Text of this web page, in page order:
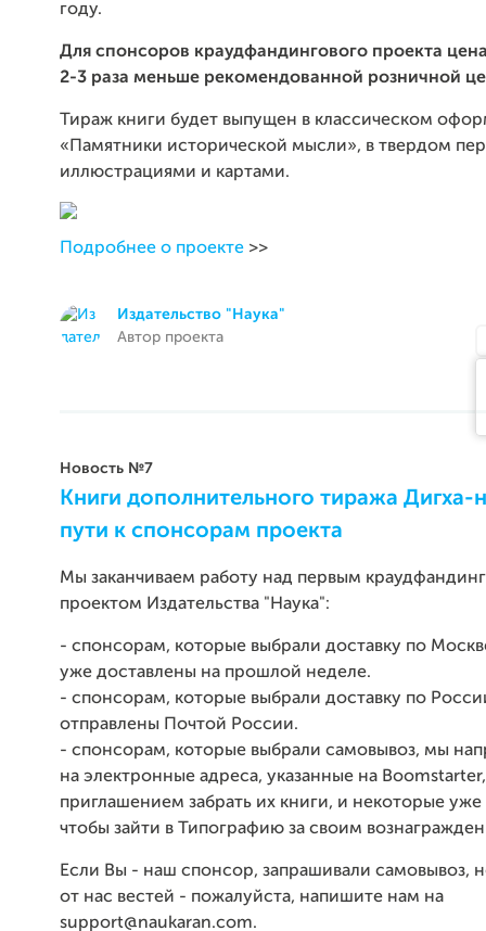
году.
Для спонсоров краудфандингового проекта
2-3 раза меньше рекомендованной розничной
Тираж книги будет выпущен в классическом
«Памятники исторической мысли», в твердом
иллюстрациями и картами.
Подробнее о проекте >>
Издательство "Наука"
Автор проекта
Новость №7
​Книги дополнительного тиража Дигха-
пути к спонсорам проекта
Мы заканчиваем работу над первым
проектом Издательства "Наука":
- спонсорам, которые выбрали доставку по
уже доставлены на прошлой неделе.
- спонсорам, которые выбрали доставку по
отправлены Почтой России.
- спонсорам, которые выбрали самовывоз, мы
на электронные адреса, указанные на
приглашением забрать их книги, и некоторые
чтобы зайти в Типографию за своим
Если Вы - наш спонсор, запрашивали самовывоз,
от нас вестей - пожалуйста, напишите нам на
support@naukaran.com.